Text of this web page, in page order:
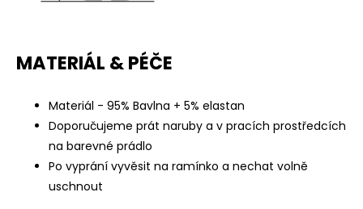
MATERIÁL & PÉČE
Materiál - 95% Bavlna + 5% elastan
Doporučujeme prát naruby a v pracích prostředcích
na barevné prádlo
Po vyprání vyvěsit na ramínko a nechat volně
uschnout